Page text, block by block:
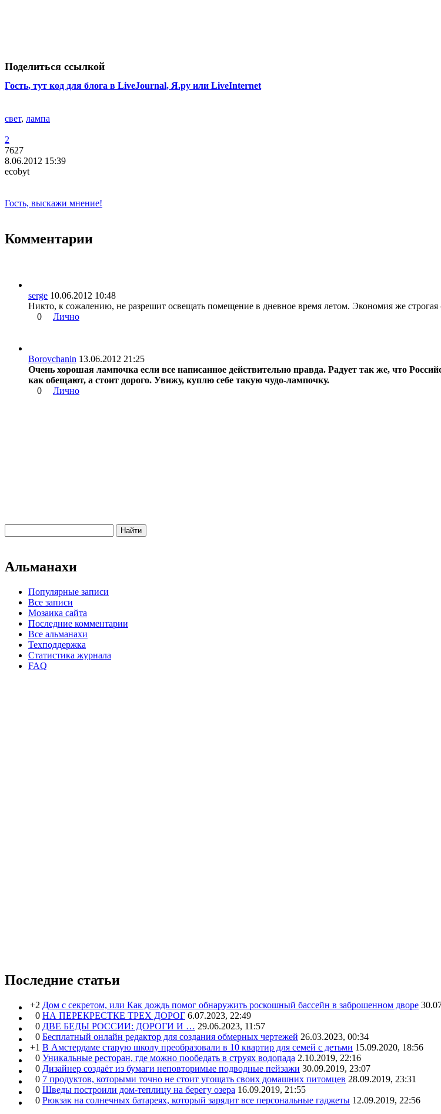
Поделиться ссылкой
Гость, тут код для блога в LiveJournal, Я.ру или LiveInternet
свет, лампа
2
7627
8.06.2012 15:39
ecobyt
Гость, выскажи мнение!
Комментарии
serge 10.06.2012 10:48
Никто, к сожалению, не разрешит освещать помещение в дневное время летом. Экономия же строгая
0
Лично
Borovchanin 13.06.2012 21:25
Очень хорошая лампочка если все написанное действительно правда. Радует так же, что
как обещают, а стоит дорого. Увижу, куплю себе такую чудо-лампочку.
0
Лично
Альманахи
Популярные записи
Все записи
Мозаика сайта
Последние комментарии
Все альманахи
Техподдержка
Статистика журнала
FAQ
Последние статьи
+2 Дом с секретом, или Как дождь помог обнаружить роскошный бассейн в заброшенном дворе
0 НА ПЕРЕКРЕСТКЕ ТРЕХ ДОРОГ 6.07.2023, 22:49
0 ДВЕ БЕДЫ РОССИИ: ДОРОГИ И … 29.06.2023, 11:57
0 Бесплатный онлайн редактор для создания обмерных чертежей 26.03.2023, 00:34
+1 В Амстердаме старую школу преобразовали в 10 квартир для семей с детьми 15.09.2020, 18:56
0 Уникальные ресторан, где можно пообедать в струях водопада 2.10.2019, 22:16
0 Дизайнер создаёт из бумаги неповторимые подводные пейзажи 30.09.2019, 23:07
0 7 продуктов, которыми точно не стоит угощать своих домашних питомцев 28.09.2019, 23:31
0 Шведы построили дом-теплицу на берегу озера 16.09.2019, 21:55
0 Рюкзак на солнечных батареях, который зарядит все персональные гаджеты 12.09.2019, 22:56